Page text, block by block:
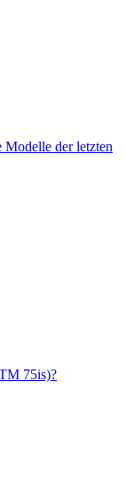
der letzten
75is)?